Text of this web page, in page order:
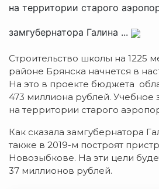
на территории старого
замгубернатора Галина ...
Строительство школы на 1225
районе Брянска начнется в
На это в проекте бюджета
473 миллиона рублей. Учебное
на территории старого
Как сказала замгубернатора
также в 2019-м построят
Новозыбкове. На эти цели
37 миллионов рублей.